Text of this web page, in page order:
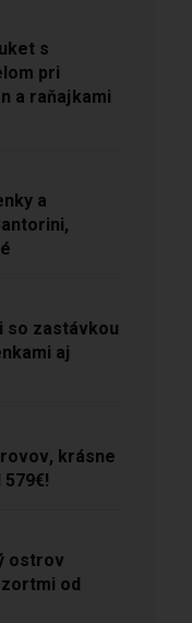
s
pri
a raňajkami
a
so zastávkou
aj
krásne
ostrov
od